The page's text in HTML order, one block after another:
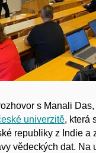
s Manali Das,
univerzitě, která
republiky z Indie a
vědeckých dat. Na